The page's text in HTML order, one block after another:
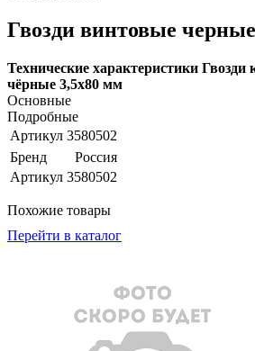
Гвозди винтовые черные
Технические характеристики
чёрные 3,5х80 мм
Основные
Подробные
Артикул 3580502
Бренд
Россия
Артикул 3580502
Похожие товары
Перейти в каталог